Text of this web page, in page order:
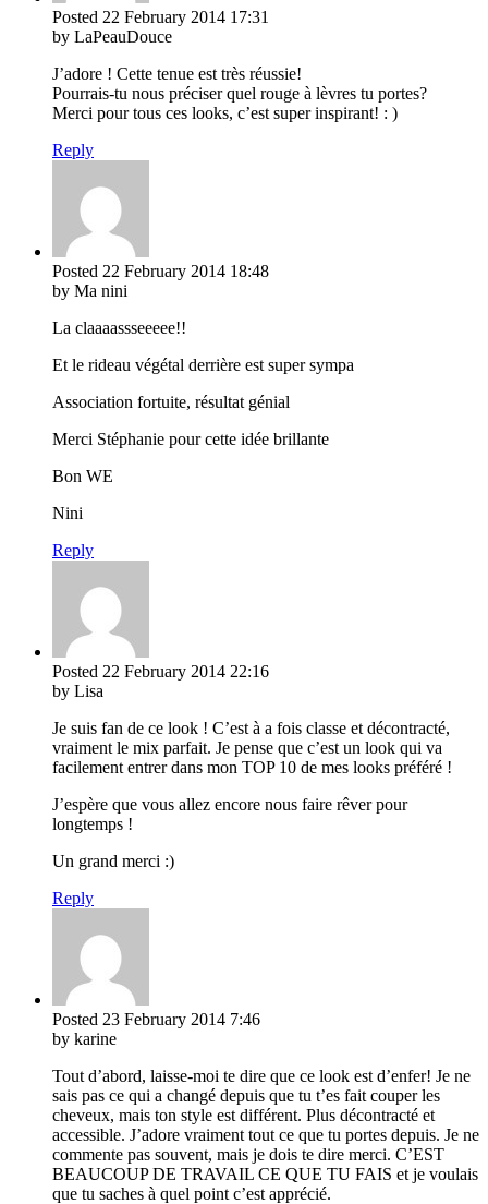
Posted 22 February 2014 17:31
by LaPeauDouce
J’adore ! Cette tenue est très réussie!
Pourrais-tu nous préciser quel rouge à lèvres tu portes?
Merci pour tous ces looks, c’est super inspirant! : )
Reply
Posted 22 February 2014 18:48
by Ma nini
La claaaassseeeee!!
Et le rideau végétal derrière est super sympa
Association fortuite, résultat génial
Merci Stéphanie pour cette idée brillante
Bon WE
Nini
Reply
Posted 22 February 2014 22:16
by Lisa
Je suis fan de ce look ! C’est à a fois classe et décontracté,
vraiment le mix parfait. Je pense que c’est un look qui va
facilement entrer dans mon TOP 10 de mes looks préféré !
J’espère que vous allez encore nous faire rêver pour
longtemps !
Un grand merci :)
Reply
Posted 23 February 2014 7:46
by karine
Tout d’abord, laisse-moi te dire que ce look est d’enfer! Je ne
sais pas ce qui a changé depuis que tu t’es fait couper les
cheveux, mais ton style est différent. Plus décontracté et
accessible. J’adore vraiment tout ce que tu portes depuis. Je ne
commente pas souvent, mais je dois te dire merci. C’EST
BEAUCOUP DE TRAVAIL CE QUE TU FAIS et je voulais
que tu saches à quel point c’est apprécié.